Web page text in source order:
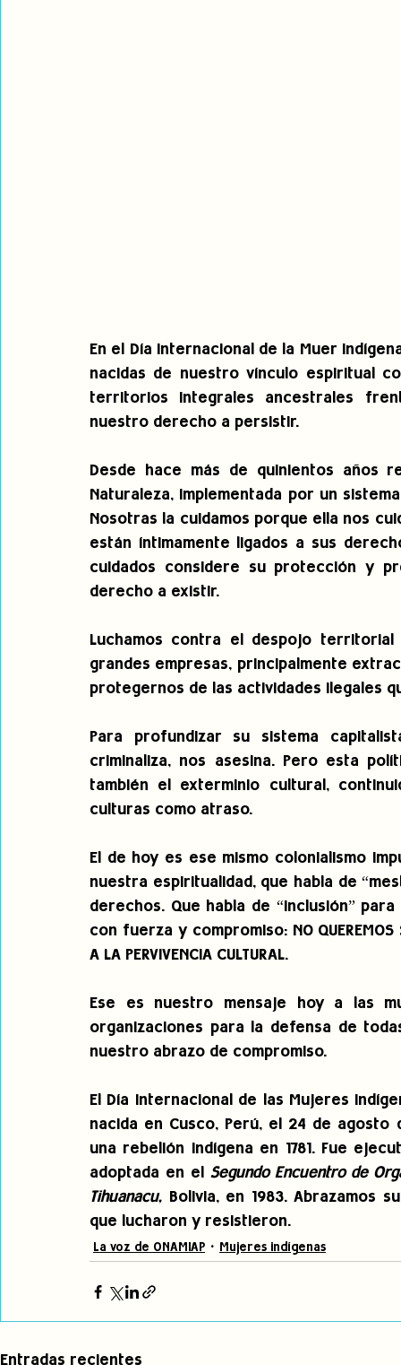
En el Día Internacional de la Muer
nacidas de nuestro vínculo espiritual
territorios integrales ancestrales
nuestro derecho a persistir.
Desde hace más de quinientos años
Naturaleza, implementada por un
Nosotras la cuidamos porque ella nos
están íntimamente ligados a sus
cuidados considere su protección y
derecho a existir.
Luchamos contra el despojo
grandes empresas, principalmente
protegernos de las actividades ilegales
Para profundizar su sistema
criminaliza, nos asesina. Pero esta
también el exterminio cultural,
culturas como atraso.
El de hoy es ese mismo colonialismo
nuestra espiritualidad, que habla de
derechos. Que habla de “inclusión”
con fuerza y compromiso: NO QUEREMOS
A LA PERVIVENCIA CULTURAL.
Ese es nuestro mensaje hoy a las
organizaciones para la defensa de
nuestro abrazo de compromiso.
El Día Internacional de las Mujeres
nacida en Cusco, Perú, el 24 de agosto
una rebelión indígena en 1781. Fue
adoptada en el Segundo Encuentro de
Tihuanacu, Bolivia, en 1983. Abrazamos
que lucharon y resistieron.
La voz de ONAMIAP Mujeres indígenas
Entradas recientes